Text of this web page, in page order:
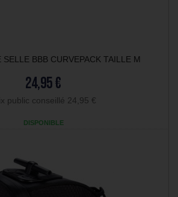
SELLE BBB CURVEPACK TAILLE M
24,95 €
public conseillé 24,95 €
DISPONIBLE